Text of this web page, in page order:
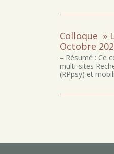
Colloque »
Octobre
– Résumé : Ce
multi-sites
(RPpsy) et